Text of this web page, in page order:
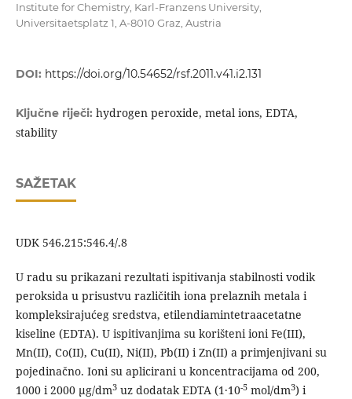
Institute for Chemistry, Karl-Franzens University,
Universitaetsplatz 1, A-8010 Graz, Austria
DOI: https://doi.org/10.54652/rsf.2011.v41.i2.131
Ključne riječi: hydrogen peroxide, metal ions, EDTA,
stability
SAŽETAK
UDK 546.215:546.4/.8
U radu su prikazani rezultati ispitivanja stabilnosti vodik
peroksida u prisustvu različitih iona prelaznih metala i
kompleksirajućeg sredstva, etilendiamintetraacetatne
kiseline (EDTA). U ispitivanjima su korišteni ioni Fe(III),
Mn(II), Co(II), Cu(II), Ni(II), Pb(II) i Zn(II) a primjenjivani su
pojedinačno. Ioni su aplicirani u koncentracijama od 200,
1000 i 2000 µg/dm3uz dodatak EDTA (1·10-5mol/dm3) i